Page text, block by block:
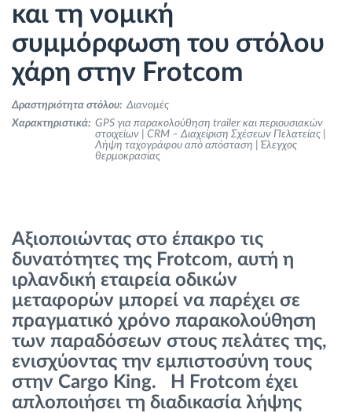
Διαχείριση εργατικού δυναμικού
Λήψη ταχογράφου από απόσταση
Έλεγχος πρόσβασης
Διαχείριση καυσίμου
Αυτόματη αναγνώριση οδηγού
Ανακαλύψτε όλα τα χαρακτηριστικά
Πώς να λύσουμε τις ανάγκες των
δραστηριοτήτων του στόλου
και τη νομική
συμμόρφωση του στόλου
χάρη στην Frotcom
Δραστηριότητα στόλου: Διανομές
Χαρακτηριστικά: GPS για παρακολούθηση trailer και περιουσιακών
στοιχείων | CRM – Διαχείριση Σχέσεων Πελατείας |
Λήψη ταχογράφου από απόσταση | Έλεγχος
θερμοκρασίας
Αξιοποιώντας στο έπακρο τις
δυνατότητες της Frotcom, αυτή η
ιρλανδική εταιρεία οδικών
μεταφορών μπορεί να παρέχει σε
πραγματικό χρόνο παρακολούθηση
των παραδόσεων στους πελάτες της,
ενισχύοντας την εμπιστοσύνη τους
στην Cargo King. Η Frotcom έχει
απλοποιήσει τη διαδικασία λήψης